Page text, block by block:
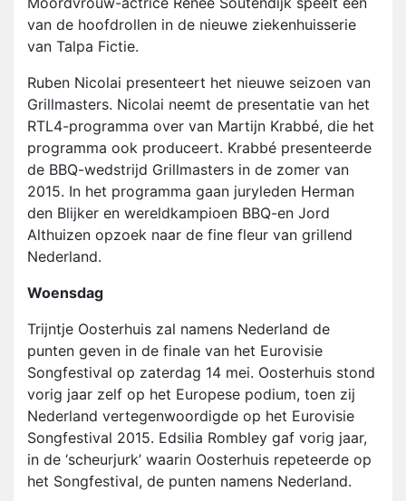
van de hoofdrollen in de nieuwe ziekenhuisserie
van Talpa Fictie.
Ruben Nicolai presenteert het nieuwe seizoen van
Grillmasters. Nicolai neemt de presentatie van het
RTL4-programma over van Martijn Krabbé, die het
programma ook produceert. Krabbé presenteerde
de BBQ-wedstrijd Grillmasters in de zomer van
2015. In het programma gaan juryleden Herman
den Blijker en wereldkampioen BBQ-en Jord
Althuizen opzoek naar de fine fleur van grillend
Nederland.
Woensdag
Trijntje Oosterhuis zal namens Nederland de
punten geven in de finale van het Eurovisie
Songfestival op zaterdag 14 mei. Oosterhuis stond
vorig jaar zelf op het Europese podium, toen zij
Nederland vertegenwoordigde op het Eurovisie
Songfestival 2015. Edsilia Rombley gaf vorig jaar,
in de ‘scheurjurk’ waarin Oosterhuis repeteerde op
het Songfestival, de punten namens Nederland.